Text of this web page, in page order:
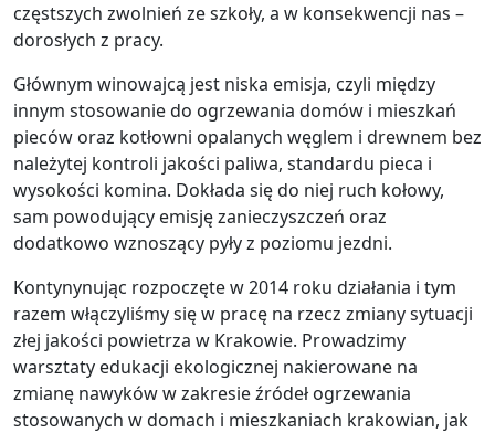
częstszych zwolnień ze szkoły, a w konsekwencji nas –
dorosłych z pracy.
Głównym winowajcą jest niska emisja, czyli między
innym stosowanie do ogrzewania domów i mieszkań
pieców oraz kotłowni opalanych węglem i drewnem bez
należytej kontroli jakości paliwa, standardu pieca i
wysokości komina. Dokłada się do niej ruch kołowy,
sam powodujący emisję zanieczyszczeń oraz
dodatkowo wznoszący pyły z poziomu jezdni.
Kontynynując rozpoczęte w 2014 roku działania i tym
razem włączyliśmy się w pracę na rzecz zmiany sytuacji
złej jakości powietrza w Krakowie. Prowadzimy
warsztaty edukacji ekologicznej nakierowane na
zmianę nawyków w zakresie źródeł ogrzewania
stosowanych w domach i mieszkaniach krakowian, jak